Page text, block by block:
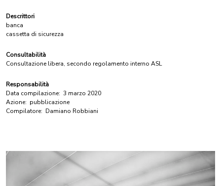
Descrittori
banca
cassetta di sicurezza
Consultabilità
Consultazione libera, secondo regolamento interno ASL
Responsabilità
Data compilazione: 3 marzo 2020
Azione: pubblicazione
Compilatore: Damiano Robbiani